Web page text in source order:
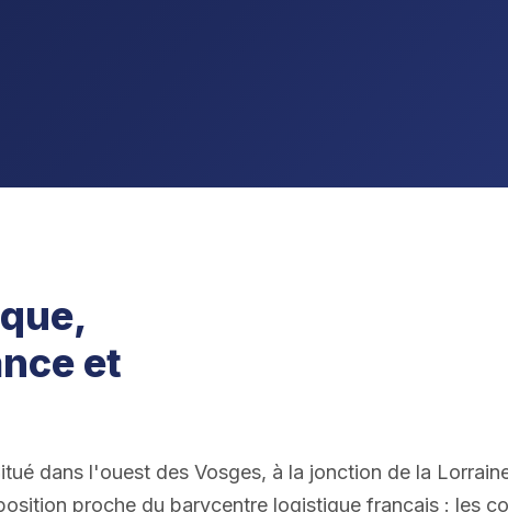
et
dans l'ouest des Vosges, à la jonction de la
proche du barycentre logistique français : les